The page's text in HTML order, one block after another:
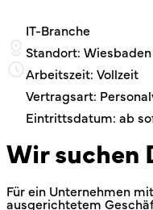
IT-Branche
Standort: Wiesbaden
Arbeitszeit: Vollzeit
Vertragsart:
Eintrittsdatum: ab
Wir suchen
Für ein Unternehmen
ausgerichtetem